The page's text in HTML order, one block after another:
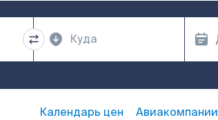
Календарь цен Авиакомпании